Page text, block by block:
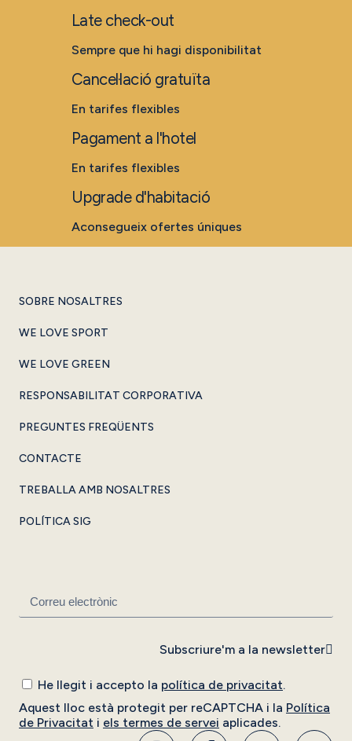
Late check-out
Sempre que hi hagi disponibilitat
Cancel·lació gratuïta
En tarifes flexibles
Pagament a l'hotel
En tarifes flexibles
Upgrade d'habitació
Aconsegueix ofertes úniques
SOBRE NOSALTRES
WE LOVE SPORT
WE LOVE GREEN
RESPONSABILITAT CORPORATIVA
PREGUNTES FREQÜENTS
CONTACTE
TREBALLA AMB NOSALTRES
POLÍTICA SIG
He llegit i accepto la política de privacitat.
Aquest lloc està protegit per reCAPTCHA i la Política
de Privacitat i els termes de servei aplicades.
Subscriure'm a la newsletter